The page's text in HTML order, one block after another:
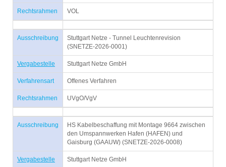
Rechtsrahmen VOL
Ausschreibung
Stuttgart Netze - Tunnel Leuchtenrevision
(SNETZE-2026-0001)
Vergabestelle Stuttgart Netze GmbH
Verfahrensart Offenes Verfahren
Rechtsrahmen UVgO/VgV
Ausschreibung
HS Kabelbeschaffung mit Montage 9664 zwischen
den Umspannwerken Hafen (HAFEN) und
Gaisburg (GAAUW) (SNETZE-2026-0008)
Vergabestelle Stuttgart Netze GmbH